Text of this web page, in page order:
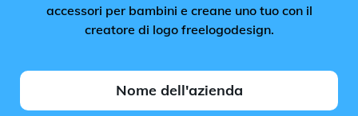
accessori per bambini e creane uno tuo con il
creatore di logo freelogodesign.